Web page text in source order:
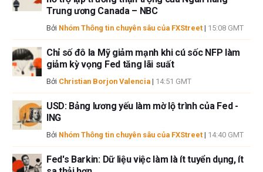
giả không cam đoan về tính chính xác, đầy đủ hoặc phù hợp của thông
thiếu sót hoặc bất kỳ tổn thất, thương tích hoặc thiệt hại nào phát sinh từ
thông tin này và việc hiển thị hoặc sử dụng thông tin này. Ngoại trừ các
lỗi và thiếu sót.
Tác giả và FXStreet không phải là các cố vấn đầu tư đã đăng ký và không
có nội dung nào trong bài viết này nhằm mục đích tư vấn đầu tư.
Trung ương Canada – NBC
Bởi Nhóm Thông tin chuyên sâu của FXStreet | 15:08 GMT
Chỉ số đô la Mỹ giảm mạnh khi cú sốc NFP làm
giảm kỳ vọng Fed tăng lãi suất
Bởi Christian Borjon Valencia | 14:51 GMT
USD: Bảng lương yếu làm mờ lộ trình của Fed -
ING
Bởi Nhóm Thông tin chuyên sâu của FXStreet | 14:40 GMT
Fed's Barkin: Dữ liệu việc làm là ít tuyển dụng, ít